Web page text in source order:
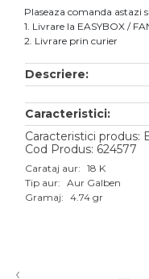
Accesorii
Aur alb
Aur roz
Aur mixt
18K
Plaseaza comanda astazi
1. Livrare la EASYBOX /
2. Livrare prin curier
Descriere:
Caracteristici:
Caracteristici produs:
Cod Produs: 624577
Carataj aur: 18 K
Tip aur: Aur Galben
Gramaj: 4.74 gr
‹